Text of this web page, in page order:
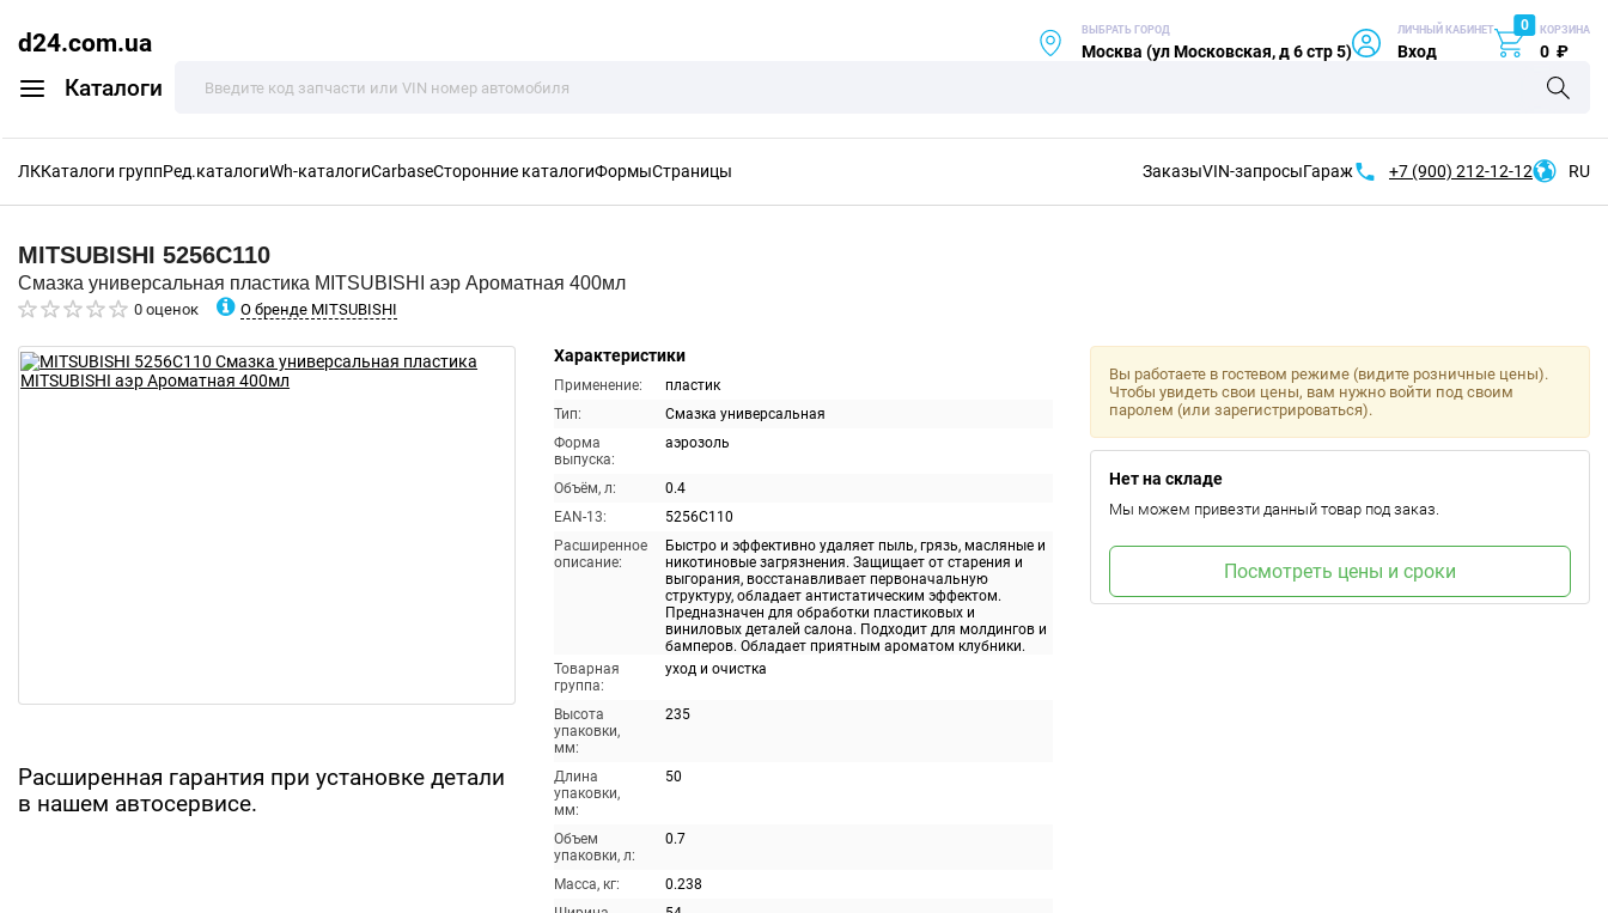
d24.com.ua
Каталоги
ВЫБРАТЬ ГОРОД
Москва (ул Московская, д 6 стр 5)
ЛИЧНЫЙ КАБИНЕТ
Вход
0 КОРЗИНА
0 ₽
ЛККаталоги группРед.каталогиWh-каталогиCarbaseСторонние каталогиФормыСтраницы ЗаказыVIN-запросыГараж +7 (900) 212-12-12 RU
MITSUBISHI 5256C110
Смазка универсальная пластика MITSUBISHI аэр Ароматная 400мл
0 оценок О бренде MITSUBISHI
Расширенная гарантия при установке детали
в нашем автосервисе.
Характеристики
Применение:
пластик
Тип:
Смазка универсальная
Форма
выпуска:
аэрозоль
Объём, л:
0.4
EAN-13:
5256C110
Расширенное
описание:
Быстро и эффективно удаляет пыль, грязь, масляные и
никотиновые загрязнения. Защищает от старения и
выгорания, восстанавливает первоначальную
структуру, обладает антистатическим эффектом.
Предназначен для обработки пластиковых и
виниловых деталей салона. Подходит для молдингов и
бамперов. Обладает приятным ароматом клубники.
Товарная
группа:
уход и очистка
Высота
упаковки,
мм:
235
Длина
упаковки,
мм:
50
Объем
упаковки, л:
0.7
Масса, кг:
0.238
Вы работаете в гостевом режиме (видите розничные цены).
Чтобы увидеть свои цены, вам нужно войти под своим
паролем (или зарегистрироваться).
Нет на складе
Мы можем привезти данный товар под заказ.
Посмотреть цены и сроки